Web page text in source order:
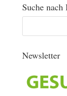
Suche nach
Newsletter